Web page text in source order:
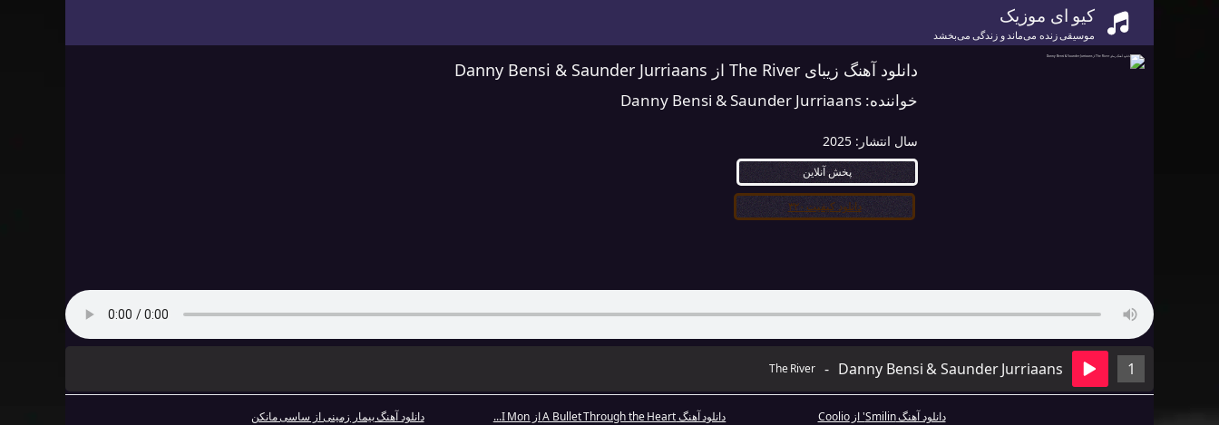
کیو ای موزیک
موسیقی زنده می‌ماند و زندگی می‌بخشد
دانلود آهنگ زیبای The River از Danny Bensi & Saunder Jurriaans
خواننده: Danny Bensi & Saunder Jurriaans
سال انتشار: 2025
پخش آنلاین
دانلود کیفیت ۳۲۰
1
Danny Bensi & Saunder Jurriaans
-
The River
دانلود آهنگ Smilin' از Coolio دانلود آهنگ A Bullet Through the Heart از I Mon...
دانلود آهنگ بیمار زمینی از ساسی مانکن